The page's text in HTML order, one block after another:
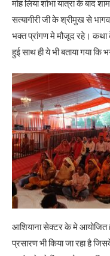
मोह लिया शोभा यात्रा के बाद
सत्यागीरी जी के श्रीमुख से
भक्त प्रांगण मे मौजूद रहे। कथा
हुई साथ ही ये भी बताया गया कि
आशियाना सेक्टर के मे आयोजित
प्रसारण भी किया जा रहा है